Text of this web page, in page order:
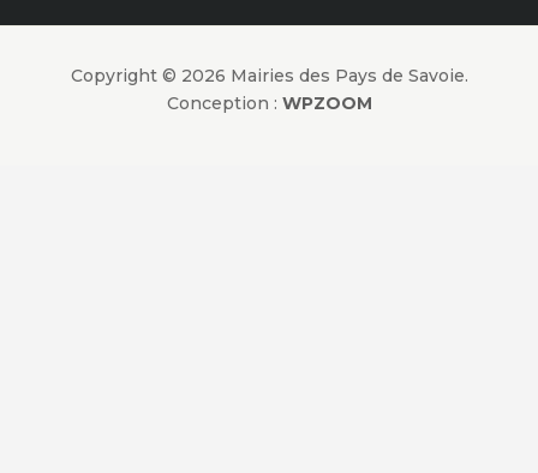
Copyright © 2026 Mairies des Pays de Savoie.
Conception : WPZOOM